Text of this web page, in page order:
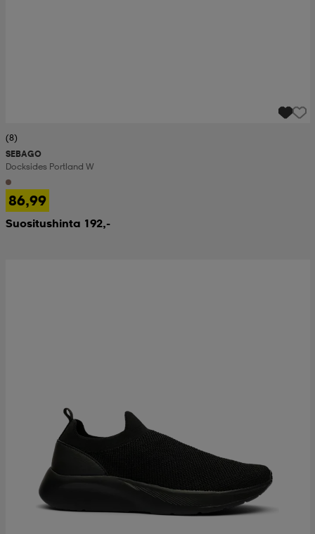
(8)
SEBAGO
Docksides Portland W
86,99
Suositushinta 192,-